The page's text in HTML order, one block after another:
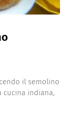
il semolino
cucina indiana,